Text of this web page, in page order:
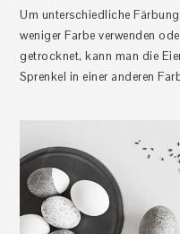
Um unterschiedliche
weniger Farbe verwenden
getrocknet, kann man die
Sprenkel in einer anderen